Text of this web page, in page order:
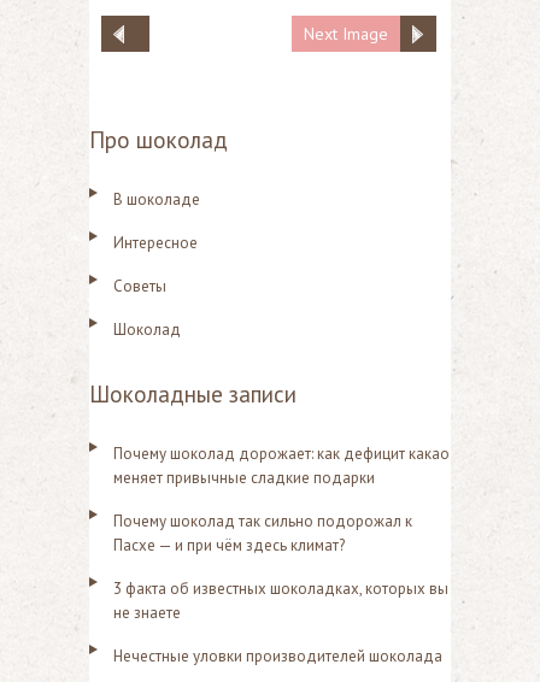
Next Image
Про шоколад
В шоколаде
Интересное
Советы
Шоколад
Шоколадные записи
Почему шоколад дорожает: как дефицит какао
меняет привычные сладкие подарки
Почему шоколад так сильно подорожал к
Пасхе — и при чём здесь климат?
3 факта об известных шоколадках, которых вы
не знаете
Нечестные уловки производителей шоколада